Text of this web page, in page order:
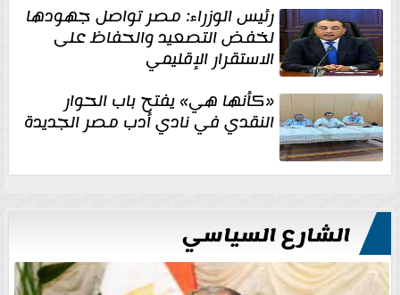
رئيس الوزراء: مصر تواصل جهودها
لخفض التصعيد والحفاظ على
الاستقرار الإقليمي
«كأنها هي» يفتح باب الحوار
النقدي في نادي أدب مصر الجديدة
الشارع السياسي